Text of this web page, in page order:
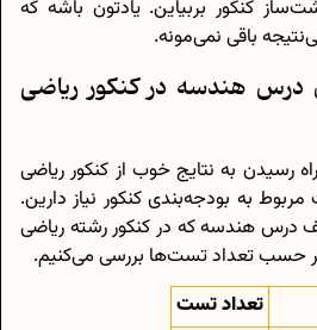
کنکور بربیاین. یادتون باشه که
باقی نمی‌مونه.
درس هندسه در کنکور ریاضی
رسیدن به نتایج خوب از کنکور ریاضی
به بودجه‌بندی کنکور نیاز دارین.
درس هندسه که در کنکور رشته ریاضی
بر حسب تعداد تست‌ها بررسی می‌کنیم.
تعداد تست